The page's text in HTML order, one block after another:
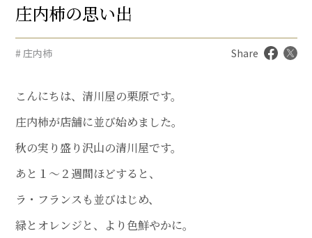
庄内柿の思い出
# 庄内柿 Share
こんにちは、清川屋の栗原です。
庄内柿が店舗に並び始めました。
秋の実り盛り沢山の清川屋です。
あと１～２週間ほどすると、
ラ・フランスも並びはじめ、
緑とオレンジと、より色鮮やかに。